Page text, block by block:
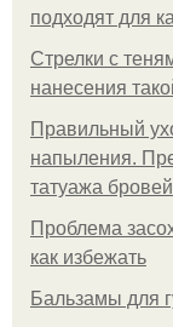
подходят для
Стрелки с
нанесения
Правильный
напыления.
татуажа бровей
Проблема
как избежать
Бальзамы для